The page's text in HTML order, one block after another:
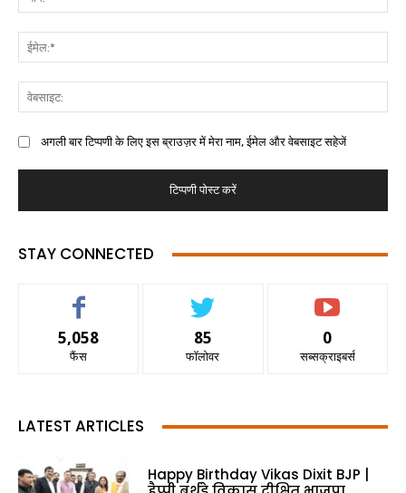
अगली बार टिप्पणी के लिए इस ब्राउज़र में मेरा नाम, ईमेल और वेबसाइट सहेजें
STAY CONNECTED
5,058
फैंस
85
फॉलोवर
0
सब्सक्राइबर्स
LATEST ARTICLES
Happy Birthday Vikas Dixit BJP |